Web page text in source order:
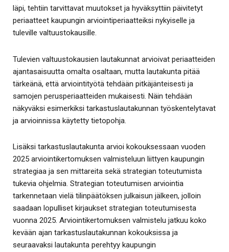
läpi, tehtiin tarvittavat muutokset ja hyväksyttiin päivitetyt
periaatteet kaupungin arviointiperiaatteiksi nykyiselle ja
tuleville valtuustokausille.
Tulevien valtuustokausien lautakunnat arvioivat periaatteiden
ajantasaisuutta omalta osaltaan, mutta lautakunta pitää
tärkeänä, että arviointityötä tehdään pitkäjänteisesti ja
samojen perusperiaatteiden mukaisesti. Näin tehdään
näkyväksi esimerkiksi tarkastuslautakunnan työskentelytavat
ja arvioinnissa käytetty tietopohja.
Lisäksi tarkastuslautakunta arvioi kokouksessaan vuoden
2025 arviointikertomuksen valmisteluun liittyen kaupungin
strategiaa ja sen mittareita sekä strategian toteutumista
tukevia ohjelmia. Strategian toteutumisen arviointia
tarkennetaan vielä tilinpäätöksen julkaisun jälkeen, jolloin
saadaan lopulliset kirjaukset strategian toteutumisesta
vuonna 2025. Arviointikertomuksen valmistelu jatkuu koko
kevään ajan tarkastuslautakunnan kokouksissa ja
seuraavaksi lautakunta perehtyy kaupungin